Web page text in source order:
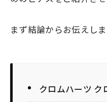
まず結論からお伝えし
クロムハーツ ク